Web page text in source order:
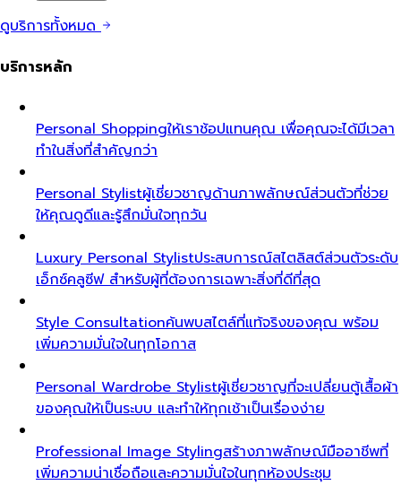
ดูบริการทั้งหมด
บริการหลัก
Personal Shoppingให้เราช้อปแทนคุณ เพื่อคุณจะได้มีเวลา
ทำในสิ่งที่สำคัญกว่า
Personal Stylistผู้เชี่ยวชาญด้านภาพลักษณ์ส่วนตัวที่ช่วย
ให้คุณดูดีและรู้สึกมั่นใจทุกวัน
Luxury Personal Stylistประสบการณ์สไตลิสต์ส่วนตัวระดับ
เอ็กซ์คลูซีฟ สำหรับผู้ที่ต้องการเฉพาะสิ่งที่ดีที่สุด
Style Consultationค้นพบสไตล์ที่แท้จริงของคุณ พร้อม
เพิ่มความมั่นใจในทุกโอกาส
Personal Wardrobe Stylistผู้เชี่ยวชาญที่จะเปลี่ยนตู้เสื้อผ้า
ของคุณให้เป็นระบบ และทำให้ทุกเช้าเป็นเรื่องง่าย
Professional Image Stylingสร้างภาพลักษณ์มืออาชีพที่
เพิ่มความน่าเชื่อถือและความมั่นใจในทุกห้องประชุม